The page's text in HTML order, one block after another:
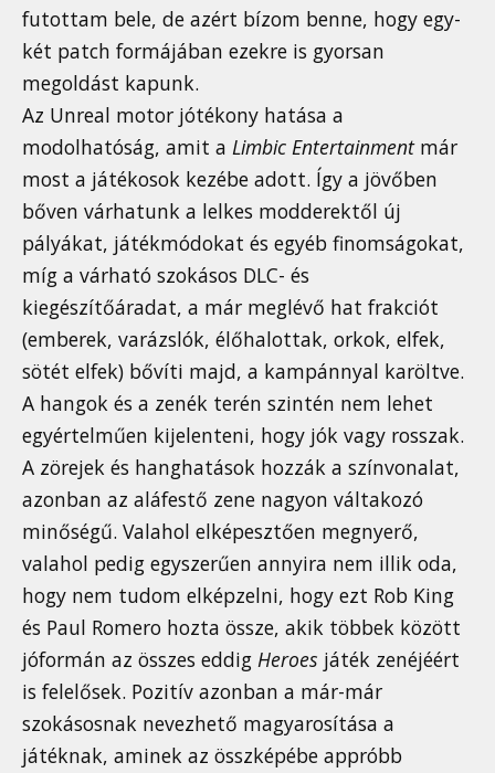
futottam bele, de azért bízom benne, hogy egy-
két patch formájában ezekre is gyorsan
megoldást kapunk.
Az Unreal motor jótékony hatása a
modolhatóság, amit a Limbic Entertainmentmár
most a játékosok kezébe adott. Így a jövőben
bőven várhatunk a lelkes modderektől új
pályákat, játékmódokat és egyéb finomságokat,
míg a várható szokásos DLC- és
kiegészítőáradat, a már meglévő hat frakciót
(emberek, varázslók, élőhalottak, orkok, elfek,
sötét elfek) bővíti majd, a kampánnyal karöltve.
A hangok és a zenék terén szintén nem lehet
egyértelműen kijelenteni, hogy jók vagy rosszak.
A zörejek és hanghatások hozzák a színvonalat,
azonban az aláfestő zene nagyon váltakozó
minőségű. Valahol elképesztően megnyerő,
valahol pedig egyszerűen annyira nem illik oda,
hogy nem tudom elképzelni, hogy ezt Rob King
és Paul Romero hozta össze, akik többek között
jóformán az összes eddig Heroes játék zenéjéért
is felelősek. Pozitív azonban a már-már
szokásosnak nevezhető magyarosítása a
játéknak, aminek az összképébe appróbb